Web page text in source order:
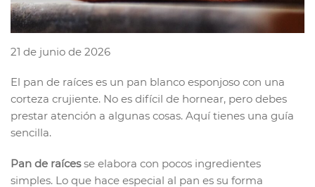
21 de junio de 2026
El pan de raíces es un pan blanco esponjoso con una
corteza crujiente. No es difícil de hornear, pero debes
prestar atención a algunas cosas. Aquí tienes una guía
sencilla.
Pan de raícesse elabora con pocos ingredientes
simples. Lo que hace especial al pan es su forma